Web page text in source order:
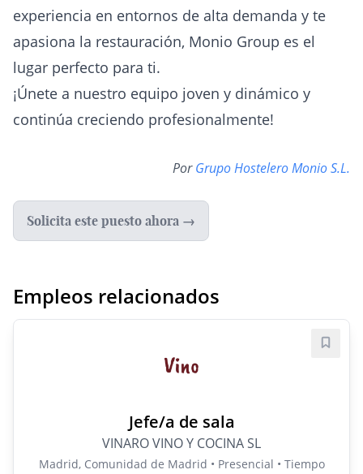
experiencia en entornos de alta demanda y te
apasiona la restauración, Monio Group es el
lugar perfecto para ti.
¡Únete a nuestro equipo joven y dinámico y
continúa creciendo profesionalmente!
PorGrupo Hostelero Monio S.L.
Solicita este puesto ahora →
Empleos relacionados
Jefe/a de sala
VINARO VINO Y COCINA SL
Madrid, Comunidad de Madrid • Presencial • Tiempo